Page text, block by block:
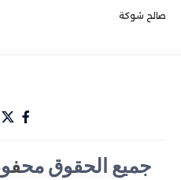
صالح شوكة
جميع الحقوق محف